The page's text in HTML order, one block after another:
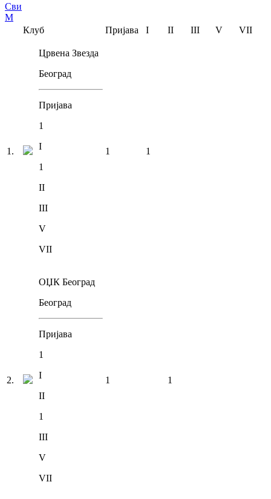
Сви
М
Клуб
Пријава I II III V VII
1 .
Црвена Звезда
Београд
Пријава
1
I
1
II
III
V
VII
1 1
2.
ОЏК Београд
Београд
Пријава
1
I
II
1
III
V
VII
1 1